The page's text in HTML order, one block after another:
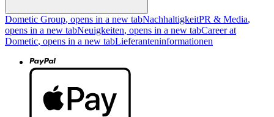
Dometic Group, opens in a new tabNachhaltigkeitPR & Media,
opens in a new tabNeuigkeiten, opens in a new tabCareer at
Dometic, opens in a new tabLieferanteninformationen